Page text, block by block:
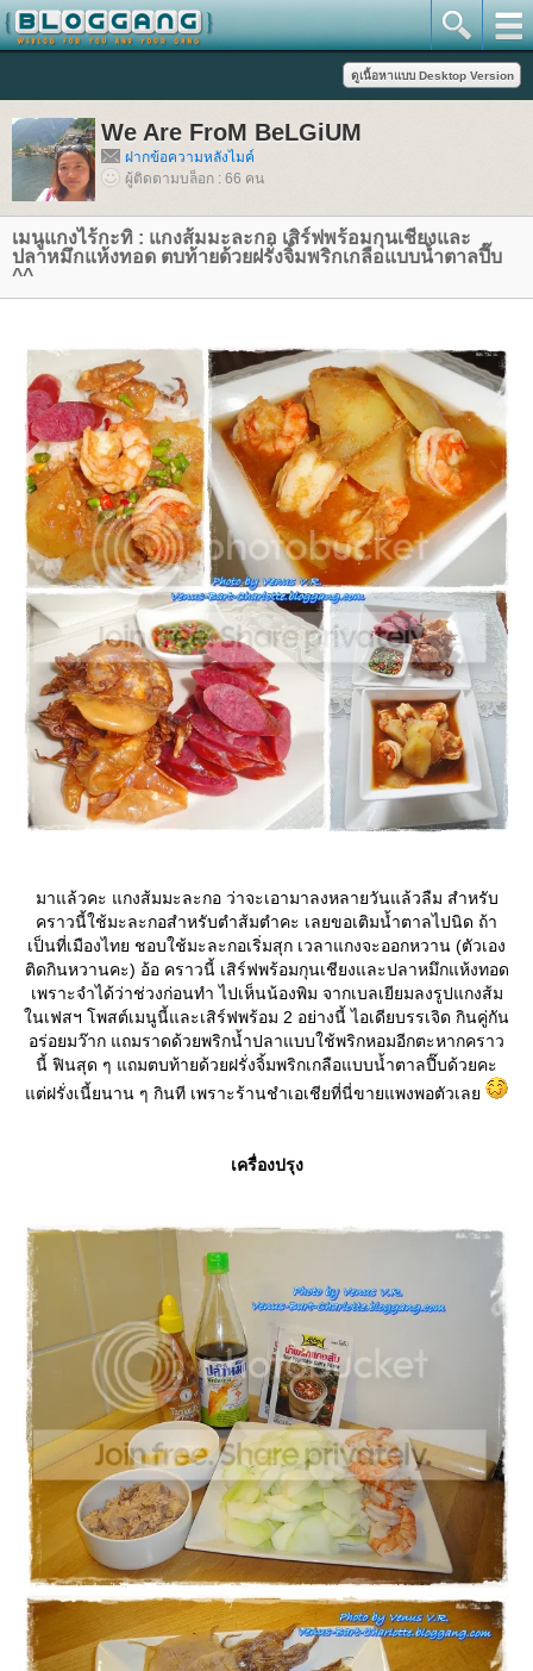
We Are FroM BeLGiUM
ฝากข้อความหลังไมค์
ผู้ติดตามบล็อก : 66 คน
เมนูแกงไร้กะทิ : แกงส้มมะละกอ เสิร์ฟพร้อมกุนเชียงและ
ปลาหมึกแห้งทอด ตบท้ายด้วยฝรั่งจิ้มพริกเกลือแบบน้ำตาลปี๊บ
^^
มาแล้วคะ แกงส้มมะละกอ ว่าจะเอามาลงหลายวันแล้วลืม สำหรับ
คราวนี้ใช้มะละกอสำหรับตำส้มตำคะ เลยขอเติมน้ำตาลไปนิด ถ้า
เป็นที่เมืองไทย ชอบใช้มะละกอเริ่มสุก เวลาแกงจะออกหวาน (ตัวเอง
ติดกินหวานคะ) อ้อ คราวนี้ เสิร์ฟพร้อมกุนเชียงและปลาหมึกแห้งทอด
เพราะจำได้ว่าช่วงก่อนทำ ไปเห็นน้องพิม จากเบลเยียมลงรูปแกงส้ม
นเฟสฯ โพสต์เมนูนี้และเสิร์ฟพร้อม 2 อย่างนี้ ไอเดียบรรเจิด กินคู่กัน
อร่อยมว๊าก แถมราดด้วยพริกน้ำปลาแบบใช้พริกหอมอีกตะหากคราว
นี้ ฟินสุด ๆ แถมตบท้ายด้วยฝรั่งจิ้มพริกเกลือแบบน้ำตาลปี๊บด้วยคะ
ต่ฝรั่งเนี้ยนาน ๆ กินที เพราะร้านชำเอเชียที่นี่ขายแพงพอตัวเล
เครื่องปรุง